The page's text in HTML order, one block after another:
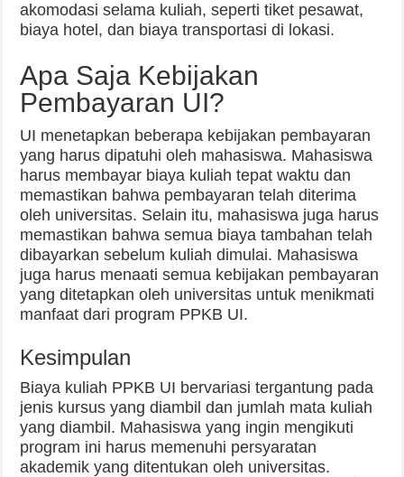
akomodasi selama kuliah, seperti tiket pesawat,
biaya hotel, dan biaya transportasi di lokasi.
Apa Saja Kebijakan
Pembayaran UI?
UI menetapkan beberapa kebijakan pembayaran
yang harus dipatuhi oleh mahasiswa. Mahasiswa
harus membayar biaya kuliah tepat waktu dan
memastikan bahwa pembayaran telah diterima
oleh universitas. Selain itu, mahasiswa juga harus
memastikan bahwa semua biaya tambahan telah
dibayarkan sebelum kuliah dimulai. Mahasiswa
juga harus menaati semua kebijakan pembayaran
yang ditetapkan oleh universitas untuk menikmati
manfaat dari program PPKB UI.
Kesimpulan
Biaya kuliah PPKB UI bervariasi tergantung pada
jenis kursus yang diambil dan jumlah mata kuliah
yang diambil. Mahasiswa yang ingin mengikuti
program ini harus memenuhi persyaratan
akademik yang ditentukan oleh universitas.